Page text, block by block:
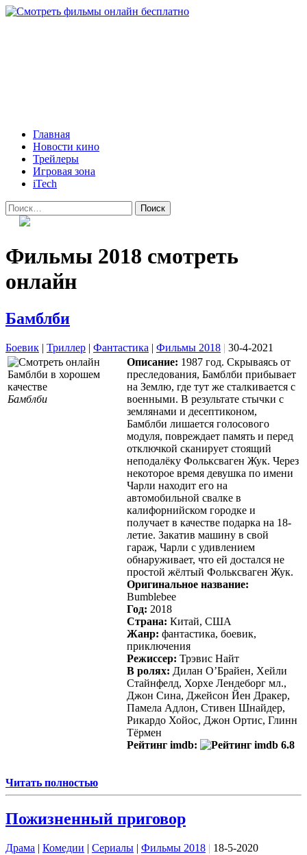
Skip
Primary
Menu
Главная
Новости кино
Трейлеры
Игровая зона
iTech
Найти:
Фильмы 2018 смотреть
онлайн
Бамблби
Боевик | Триллер | Фантастика | Фильмы 2018 | 30-4-2021
Бамблби
Описание: 1987 год. Скрываясь от
преследования, Бамблби прибывает
на Землю, где тут же сталкивается с
военными. В результате стычки с
землянами и десептиконом,
Бамблби лишается голосового
модуля, повреждает память и перед
отключкой сканирует стоящий
неподалёку Фольксваген Жук. Через
некоторое время девушка по имени
Чарли находит его на
автомобильной свалке в
калифорнийском городке и
получает в качестве подарка на 18-
летие. Закатив машину в свой
гараж, Чарли с удивлением
обнаруживает, что ей достался не
простой жёлтый Фольксваген Жук.
Оригинальное название:
Bumblebee
Год: 2018
Страна: Китай, США
Жанр: фантастика, боевик,
приключения
Режиссер: Трэвис Найт
В ролях: Дилан О’Брайен, Хейли
Стайнфелд, Хорхе Лендеборг мл.,
Джон Сина, Джейсон Йен Дракер,
Памела Адлон, Стивен Шнайдер,
Рикардо Хойос, Джон Ортис, Глинн
Тёрмен
Рейтинг imdb:
6.8
Читать полностью
Пожизненный приговор
Драма | Комедии | Сериалы | Фильмы 2018 | 18-5-2020